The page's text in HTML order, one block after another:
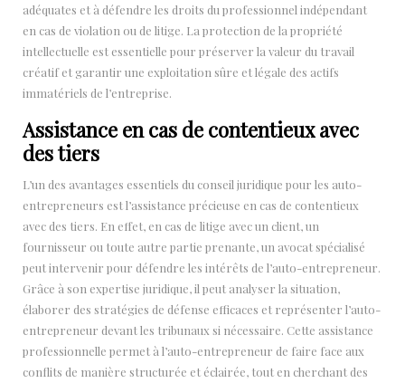
adéquates et à défendre les droits du professionnel indépendant
en cas de violation ou de litige. La protection de la propriété
intellectuelle est essentielle pour préserver la valeur du travail
créatif et garantir une exploitation sûre et légale des actifs
immatériels de l’entreprise.
Assistance en cas de contentieux avec
des tiers
L’un des avantages essentiels du conseil juridique pour les auto-
entrepreneurs est l’assistance précieuse en cas de contentieux
avec des tiers. En effet, en cas de litige avec un client, un
fournisseur ou toute autre partie prenante, un avocat spécialisé
peut intervenir pour défendre les intérêts de l’auto-entrepreneur.
Grâce à son expertise juridique, il peut analyser la situation,
élaborer des stratégies de défense efficaces et représenter l’auto-
entrepreneur devant les tribunaux si nécessaire. Cette assistance
professionnelle permet à l’auto-entrepreneur de faire face aux
conflits de manière structurée et éclairée, tout en cherchant des